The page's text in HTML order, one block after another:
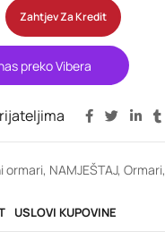
Zahtjev Za Kredit
preko Vibera
ormari, NAMJEŠTAJ, Ormari,
USLOVI KUPOVINE